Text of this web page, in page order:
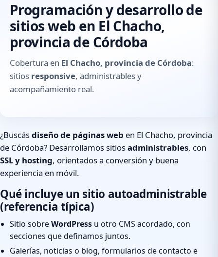
Programación y desarrollo de
sitios web en El Chacho,
provincia de Córdoba
Cobertura en El Chacho, provincia de Córdoba:
sitios responsive, administrables y
acompañamiento real.
¿Buscásdiseño de páginas web en El Chacho, provincia
de Córdoba? Desarrollamos sitiosadministrables, con
SSL y hosting, orientados a conversión y buena
experiencia en móvil.
Qué incluye un sitio autoadministrable
(referencia típica)
Sitio sobreWordPress u otro CMS acordado, con
secciones que definamos juntos.
Galerías, noticias o blog, formularios de contacto e